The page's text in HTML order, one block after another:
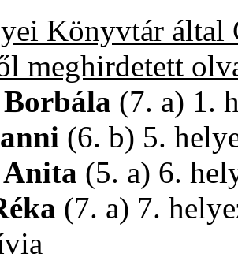
Könyvtár által
meghirdetett
(7. a) 1.
(6. b) 5.
(5. a) 6.
(7. a) 7.